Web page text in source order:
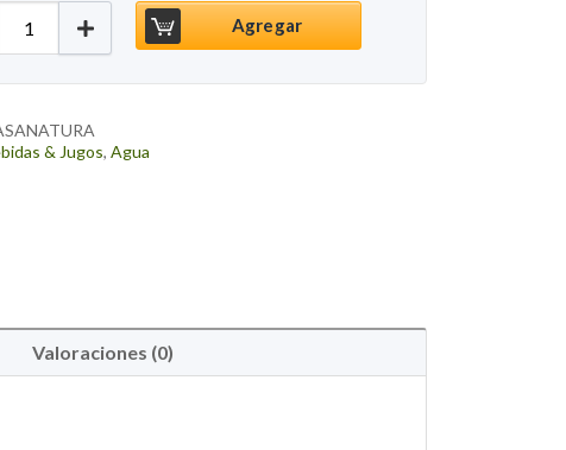
Natural, 355ml cantidadAgregar
& Jugos,Agua
Valoraciones (0)